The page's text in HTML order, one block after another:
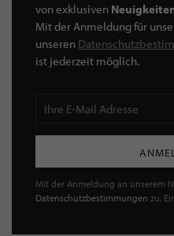
von exklusiven
Mit der Anmeldung für
unseren
ist jederzeit möglich.
Mit der Anmeldung an unserem
Datenschutzbestimmungen zu.